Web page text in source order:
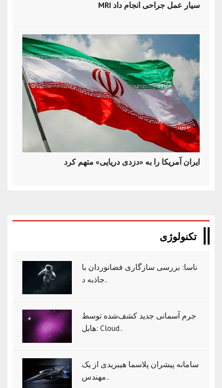
MRI سیار عمل جراحی انجام داد
ایران آمریکا را به «دزدی دریایی» متهم کرد
تکنولوژی
ناسا: بررسی سازگاری فضانوردان با
جاذبه د..
جرم آسمانی جدید کشف‌شده توسط
هابل: Cloud..
سامانه پیشران پلاسما هیبریدی از یک
مهندس..